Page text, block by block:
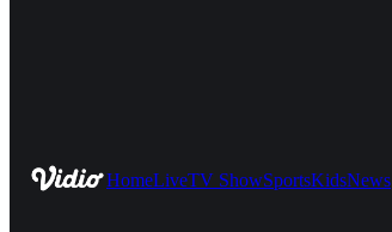
HomeLiveTV ShowSportsKidsNews